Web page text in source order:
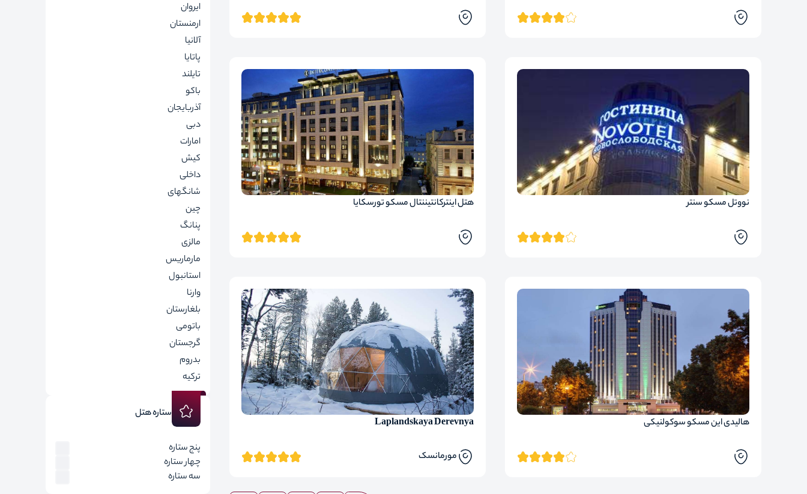
نووتل مسکو سنتر هتل اینترکانتیننتال مسکو تورسکایا
هالیدی این مسکو سوکولنیکی Laplandskaya Derevnya
مورمانسک
ایروان
ارمنستان
آلانیا
پاتایا
تایلند
باکو
آذربایجان
دبی
امارات
کیش
داخلی
شانگهای
چین
پنانگ
مالزی
مارماریس
استانبول
وارنا
بلغارستان
باتومی
گرجستان
بدروم
ترکیه
ستاره هتل
پنج ستاره
چهار ستاره
سه ستاره